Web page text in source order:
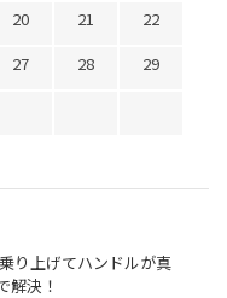
20 21
22
27 28
29
り上げてハンドルが真
解決！